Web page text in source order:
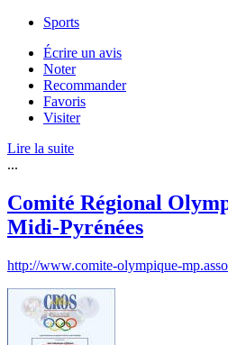
Sports
Écrire un avis
Noter
Recommander
Favoris
Visiter
Lire la suite
...
Comité Régional
Midi-Pyrénées
http://www.comite-olympique-